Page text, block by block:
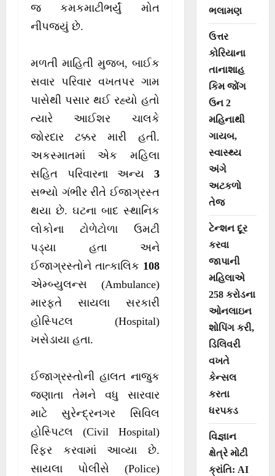
જ કમકમાટીભર્યું મોત
નીપજ્યું છે.
મળતી માહિતી મુજબ, બાઈક
સવાર પરિવાર વખતપર ગામ
પાસેથી પસાર થઈ રહ્યો હતો
ત્યારે આઈશર ચાલકે
જોરદાર ટક્કર મારી હતી.
અકસ્માતમાં એક મહિલા
સહિત પરિવારના અન્ય 3
સભ્યો ગંભીર રીતે ઈજાગ્રસ્ત
થયા છે. ઘટના બાદ સ્થાનિક
લોકોના ટોળેટોળા ઉમટી
પડ્યા હતા અને
ઈજાગ્રસ્તોને તાત્કાલિક 108
એમ્બ્યુલન્સ (Ambulance)
મારફતે સાયલા સરકારી
હોસ્પિટલ (Hospital)
ખસેડાયા હતા.
ઈજાગ્રસ્તોની હાલત નાજુક
જણાતા તેમને વધુ સારવાર
માટે સુરેન્દ્રનગર સિવિલ
હોસ્પિટલ (Civil Hospital)
રિફર કરવામાં આવ્યા છે.
સાયલા પોલીસે (Police)
ભલામણ
ઉત્તર
કોરિયાના
તાનાશાહ
કિમ જોંગ
ઉન 2
મહિનાથી
ગાયબ,
સ્વાસ્થ્ય
અંગે
અટકળો
તેજ
ટેન્શન દૂર
કરવા
જાપાની
મહિલાએ
258 કરોડના
ઓનલાઇન
શોપિંગ કરી,
ડિલિવરી
વખતે
કેન્સલ
કરતા
ધરપકડ
વિજ્ઞાન
ક્ષેત્રે મોટી
ક્રાંતિ: AI